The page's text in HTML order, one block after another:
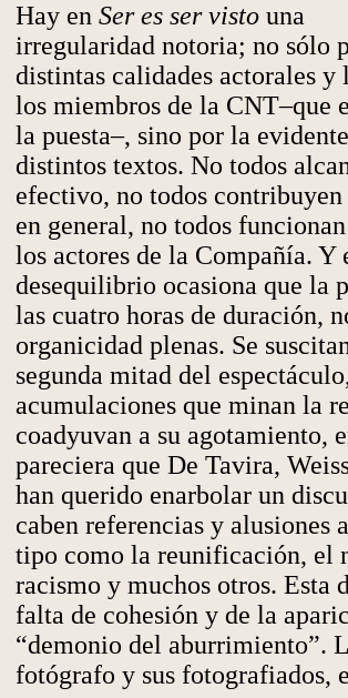
Hay en Ser es ser visto una
irregularidad notoria; no sólo
distintas calidades actorales y
los miembros de la CNT–que
la puesta–, sino por la
distintos textos. No todos
efectivo, no todos
en general, no todos
los actores de la Compañía. Y
desequilibrio ocasiona que la
las cuatro horas de duración,
organicidad plenas. Se
segunda mitad del
acumulaciones que minan la
coadyuvan a su agotamiento,
pareciera que De Tavira,
han querido enarbolar un
caben referencias y alusiones
tipo como la reunificación, el
racismo y muchos otros. Esta
falta de cohesión y de la
“demonio del aburrimiento”.
fotógrafo y sus fotografiados,